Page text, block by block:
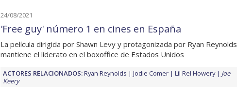
24/08/2021
'Free guy' número 1 en cines en España
La película dirigida por Shawn Levy y protagonizada por Ryan Reynolds
mantiene el liderato en el boxoffice de Estados Unidos
ACTORES RELACIONADOS:Ryan Reynolds Jodie Comer Lil Rel Howery
Joe
Keery